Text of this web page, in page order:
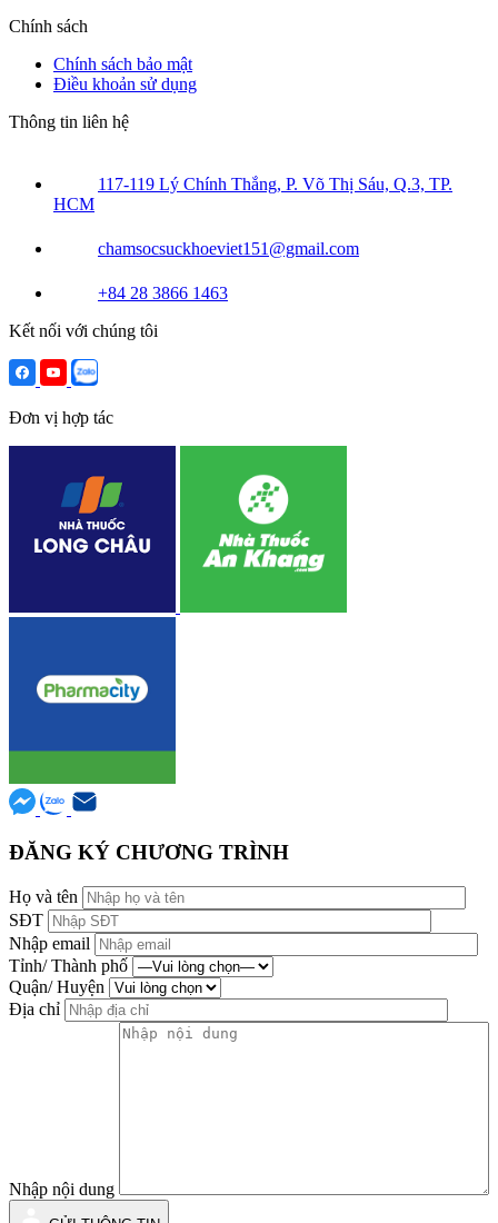
Chính sách
Chính sách bảo mật
Điều khoản sử dụng
Thông tin liên hệ
117-119 Lý Chính Thắng, P. Võ Thị Sáu, Q.3, TP.
HCM
chamsocsuckhoeviet151@gmail.com
+84 28 3866 1463
Kết nối với chúng tôi
Đơn vị hợp tác
ĐĂNG KÝ CHƯƠNG TRÌNH
Họ và tên
SĐT
Nhập email
Tỉnh/ Thành phố
Quận/ Huyện
Địa chỉ
Nhập nội dung